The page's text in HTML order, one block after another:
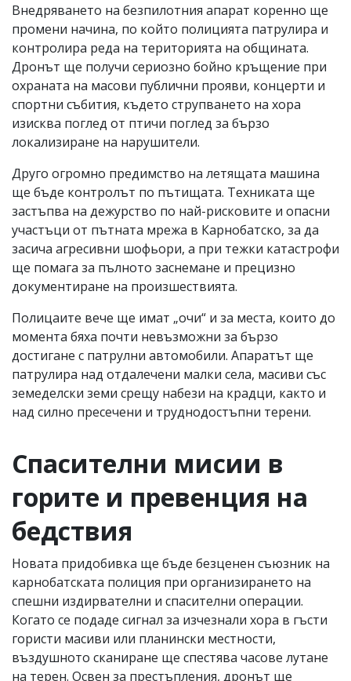
Внедряването на безпилотния апарат коренно ще
промени начина, по който полицията патрулира и
контролира реда на територията на общината.
Дронът ще получи сериозно бойно кръщение при
охраната на масови публични прояви, концерти и
спортни събития, където струпването на хора
изисква поглед от птичи поглед за бързо
локализиране на нарушители.
Друго огромно предимство на летящата машина
ще бъде контролът по пътищата. Техниката ще
застъпва на дежурство по най-рисковите и опасни
участъци от пътната мрежа в Карнобатско, за да
засича агресивни шофьори, а при тежки катастрофи
ще помага за пълното заснемане и прецизно
документиране на произшествията.
Полицаите вече ще имат „очи“ и за места, които до
момента бяха почти невъзможни за бързо
достигане с патрулни автомобили. Апаратът ще
патрулира над отдалечени малки села, масиви със
земеделски земи срещу набези на крадци, както и
над силно пресечени и труднодостъпни терени.
Спасителни мисии в
горите и превенция на
бедствия
Новата придобивка ще бъде безценен съюзник на
карнобатската полиция при организирането на
спешни издирвателни и спасителни операции.
Когато се подаде сигнал за изчезнали хора в гъсти
гористи масиви или планински местности,
въздушното сканиране ще спестява часове лутане
на терен. Освен за престъпления, дронът ще